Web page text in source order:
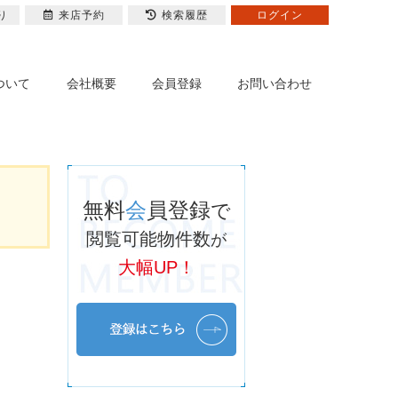
いて 会社概要 会員登録 お問い合わせ
無料会員登録で
閲覧可能物件数が
大幅UP！
来店予約 検索履歴 ログイン